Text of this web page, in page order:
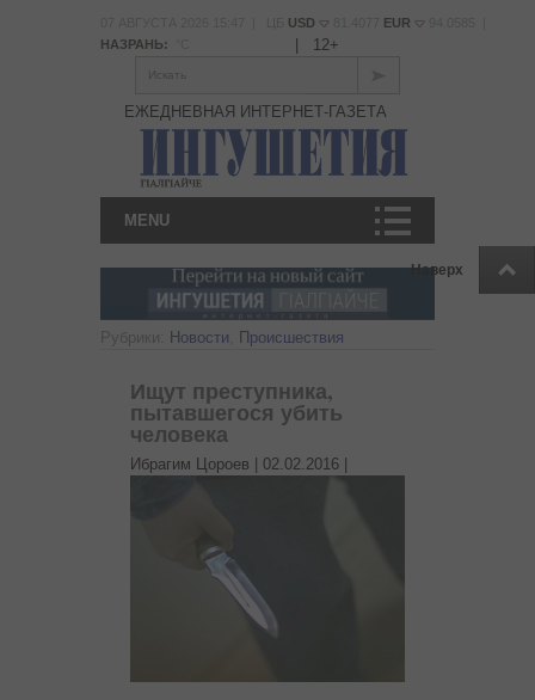
Наверх
USD EUR
НАЗРАНЬ:
12+
Искать
ЕЖЕДНЕВНАЯ ИНТЕРНЕТ-ГАЗЕТА
MENU
Рубрики: Новости Происшествия
Ищут преступника,
пытавшегося убить
человека
Ибрагим Цороев | 02.02.2016